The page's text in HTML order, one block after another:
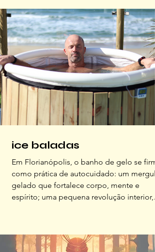
ice baladas
Em Florianópolis, o banho de gelo se
como prática de autocuidado: um
gelado que fortalece corpo, mente e
espírito; uma pequena revolução interior,